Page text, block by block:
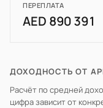
ПЕРЕПЛАТА
AED 890 391
ДОХОДНОСТЬ ОТ
Расчёт по средней
цифра зависит от